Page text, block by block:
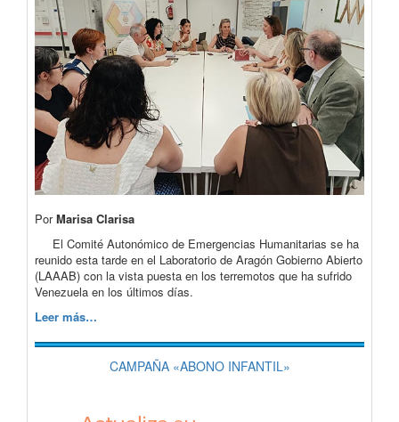
PorMarisa Clarisa
El Comité Autonómico de Emergencias Humanitarias se ha
reunido esta tarde en el Laboratorio de Aragón Gobierno Abierto
(LAAAB) con la vista puesta en los terremotos que ha sufrido
Venezuela en los últimos días.
Leer más…
CAMPAÑA «ABONO INFANTIL»